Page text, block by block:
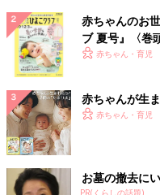
赤ちゃんのお
ブ 夏号』〈巻
く！ おっぱい
赤ちゃん・育児
赤ちゃんが生
赤ちゃん・育児
お墓の撤去に
PR(くらしの話題)